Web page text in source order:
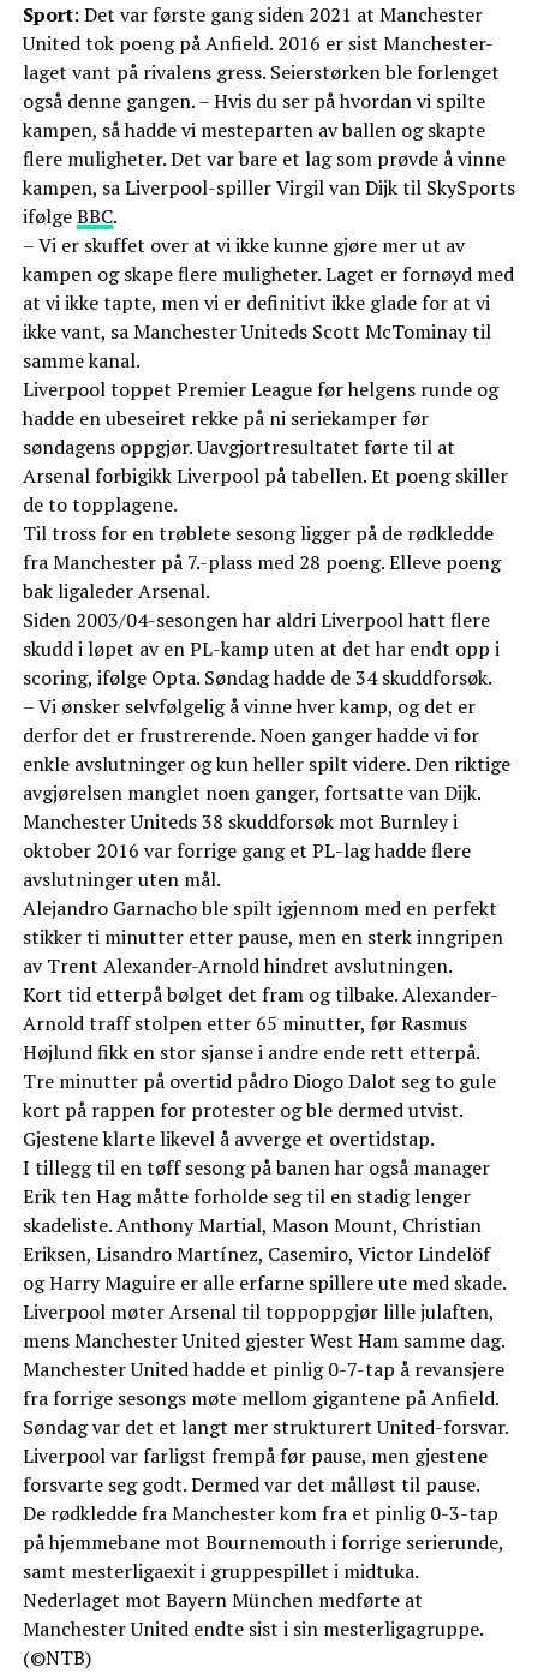
Sport: Det var første gang siden 2021 at Manchester
United tok poeng på Anfield. 2016 er sist Manchester-
laget vant på rivalens gress. Seierstørken ble forlenget
også denne gangen. – Hvis du ser på hvordan vi spilte
kampen, så hadde vi mesteparten av ballen og skapte
flere muligheter. Det var bare et lag som prøvde å vinne
kampen, sa Liverpool-spiller Virgil van Dijk til SkySports
ifølgeBBC.
– Vi er skuffet over at vi ikke kunne gjøre mer ut av
kampen og skape flere muligheter. Laget er fornøyd med
at vi ikke tapte, men vi er definitivt ikke glade for at vi
ikke vant, sa Manchester Uniteds Scott McTominay til
samme kanal.
Liverpool toppet Premier League før helgens runde og
hadde en ubeseiret rekke på ni seriekamper før
søndagens oppgjør. Uavgjortresultatet førte til at
Arsenal forbigikk Liverpool på tabellen. Et poeng skiller
de to topplagene.
Til tross for en trøblete sesong ligger på de rødkledde
fra Manchester på 7.-plass med 28 poeng. Elleve poeng
bak ligaleder Arsenal.
Siden 2003/04-sesongen har aldri Liverpool hatt flere
skudd i løpet av en PL-kamp uten at det har endt opp i
scoring, ifølge Opta. Søndag hadde de 34 skuddforsøk.
– Vi ønsker selvfølgelig å vinne hver kamp, og det er
derfor det er frustrerende. Noen ganger hadde vi for
enkle avslutninger og kun heller spilt videre. Den riktige
avgjørelsen manglet noen ganger, fortsatte van Dijk.
Manchester Uniteds 38 skuddforsøk mot Burnley i
oktober 2016 var forrige gang et PL-lag hadde flere
avslutninger uten mål.
Alejandro Garnacho ble spilt igjennom med en perfekt
stikker ti minutter etter pause, men en sterk inngripen
av Trent Alexander-Arnold hindret avslutningen.
Kort tid etterpå bølget det fram og tilbake. Alexander-
Arnold traff stolpen etter 65 minutter, før Rasmus
Højlund fikk en stor sjanse i andre ende rett etterpå.
Tre minutter på overtid pådro Diogo Dalot seg to gule
kort på rappen for protester og ble dermed utvist.
Gjestene klarte likevel å avverge et overtidstap.
I tillegg til en tøff sesong på banen har også manager
Erik ten Hag måtte forholde seg til en stadig lenger
skadeliste. Anthony Martial, Mason Mount, Christian
Eriksen, Lisandro Martínez, Casemiro, Victor Lindelöf
og Harry Maguire er alle erfarne spillere ute med skade.
Liverpool møter Arsenal til toppoppgjør lille julaften,
mens Manchester United gjester West Ham samme dag.
Manchester United hadde et pinlig 0-7-tap å revansjere
fra forrige sesongs møte mellom gigantene på Anfield.
Søndag var det et langt mer strukturert United-forsvar.
Liverpool var farligst frempå før pause, men gjestene
forsvarte seg godt. Dermed var det målløst til pause.
De rødkledde fra Manchester kom fra et pinlig 0-3-tap
på hjemmebane mot Bournemouth i forrige serierunde,
samt mesterligaexit i gruppespillet i midtuka.
Nederlaget mot Bayern München medførte at
Manchester United endte sist i sin mesterligagruppe.
(©NTB)